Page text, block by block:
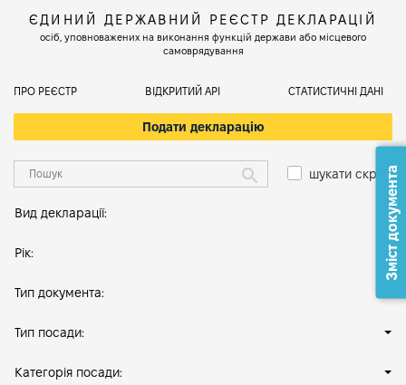
ЄДИНИЙ ДЕРЖАВНИЙ РЕЄСТР ДЕКЛАРАЦІЙ
осіб, уповноважених на виконання функцій держави або місцевого
самоврядування
ПРО РЕЄСТР ВІДКРИТИЙ АРІ СТАТИСТИЧНІ ДАНІ
Подати декларацію
шукати скрізь
Вид декларації:
Рік:
Тип документа:
Тип посади:
Категорія посади:
Зміст документа